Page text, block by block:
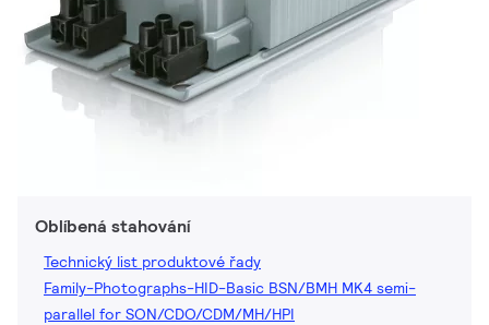
Oblíbená stahování
Technický list produktové řady
Family-Photographs-HID-Basic BSN/BMH MK4 semi-
parallel for SON/CDO/CDM/MH/HPI